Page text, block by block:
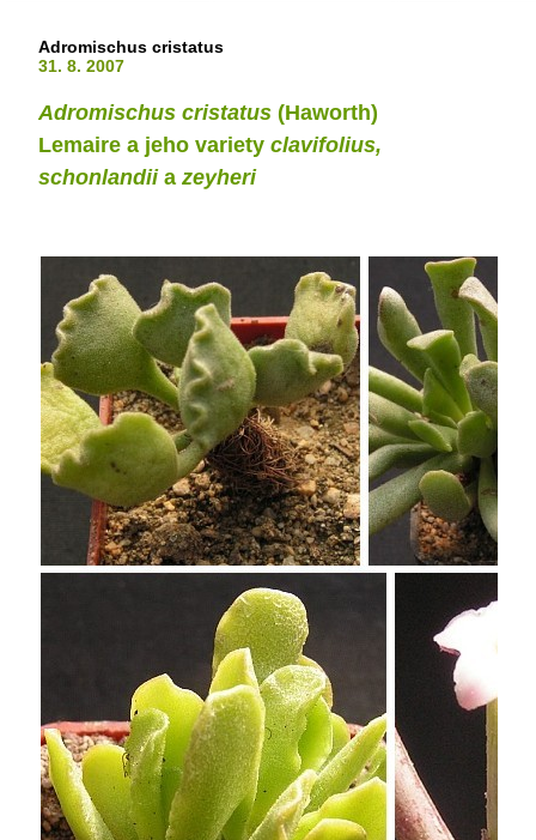
Adromischus cristatus
31. 8. 2007
Adromischus cristatus (Haworth)
Lemaire a jeho variety clavifolius,
schonlandiia zeyheri